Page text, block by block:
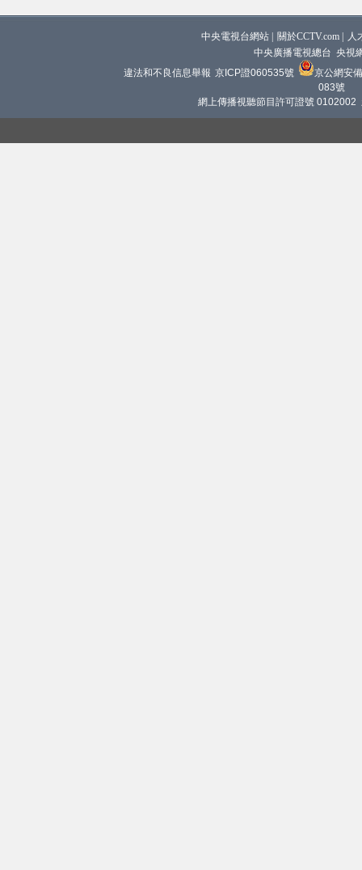
中央電視台網站 關於CCTV.com
人
中央廣播電視總台 央視
違法和不良信息舉報 京ICP證060535號
京公網安
083號
網上傳播視聽節目許可證號 0102002